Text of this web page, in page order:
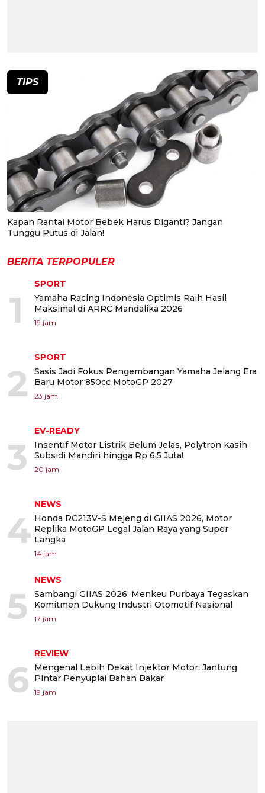
TIPS
Kapan Rantai Motor Bebek Harus Diganti? Jangan
Tunggu Putus di Jalan!
BERITA TERPOPULER
1
SPORT
Yamaha Racing Indonesia Optimis Raih Hasil
Maksimal di ARRC Mandalika 2026
19 jam
2
SPORT
Sasis Jadi Fokus Pengembangan Yamaha Jelang Era
Baru Motor 850cc MotoGP 2027
23 jam
3
EV-READY
Insentif Motor Listrik Belum Jelas, Polytron Kasih
Subsidi Mandiri hingga Rp 6,5 Juta!
20 jam
4
NEWS
Honda RC213V-S Mejeng di GIIAS 2026, Motor
Replika MotoGP Legal Jalan Raya yang Super
Langka
14 jam
5
NEWS
Sambangi GIIAS 2026, Menkeu Purbaya Tegaskan
Komitmen Dukung Industri Otomotif Nasional
17 jam
6
REVIEW
Mengenal Lebih Dekat Injektor Motor: Jantung
Pintar Penyuplai Bahan Bakar
19 jam